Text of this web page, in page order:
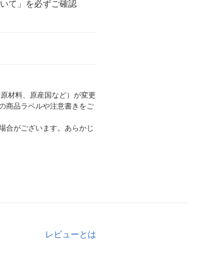
て」を必ずご確認
材料、原産国など）が変更
商品ラベルや注意書きをご
合がございます。あらかじ
レビューとは